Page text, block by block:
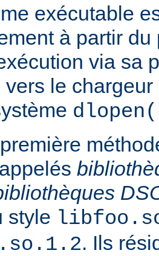
exécutable
à partir du
via sa
vers le
style
. Ils